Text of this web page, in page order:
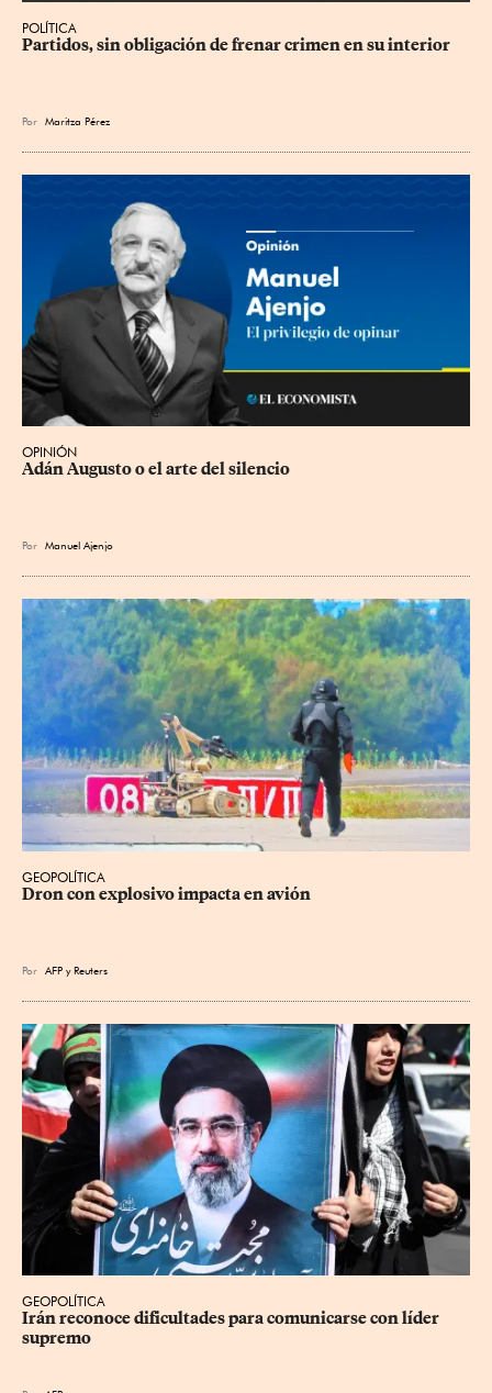
POLÍTICA
Partidos, sin obligación de frenar crimen en su interior
Por Maritza Pérez
OPINIÓN
Adán Augusto o el arte del silencio
Por Manuel Ajenjo
GEOPOLÍTICA
Dron con explosivo impacta en avión
Por AFP yReuters
GEOPOLÍTICA
Irán reconoce dificultades para comunicarse con líder
supremo